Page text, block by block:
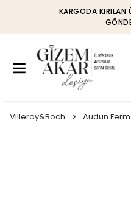
KARGODA KIRILAN
Villeroy&Boch Audun